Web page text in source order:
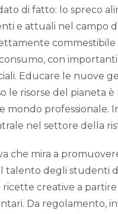
di fatto: lo spreco
e attuali nel campo
con
Educare le nuove
le risorse del pianeta è
mondo professionale.
nel settore della
che mira a
talento degli studenti
ricette creative a
Da regolamento,